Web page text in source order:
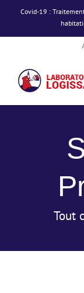
Covid-19 :
Passer
contenu
Tout